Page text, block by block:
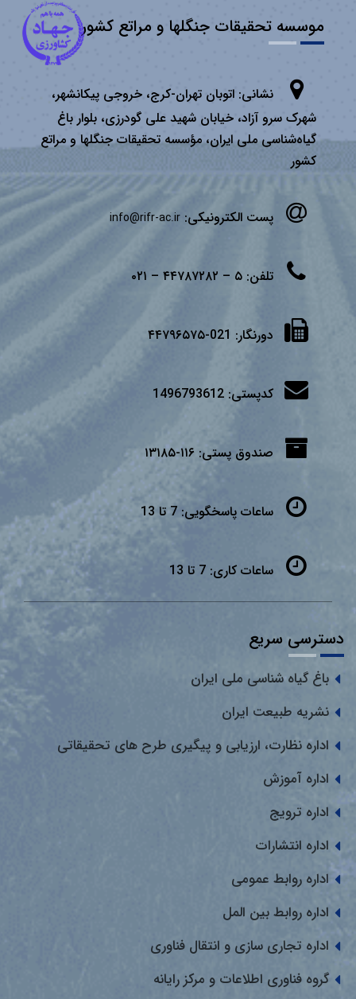
موسسه تحقیقات جنگلها و مراتع کشور
نشانی: اتوبان تهران­-كرج، خروجی پیكانشهر،
شهرک سرو آزاد، خیابان شهید علی گودرزی، بلوار باغ
گیاه‌شناسی ملی ایران، مؤسسه تحقیقات جنگلها و مراتع
كشور
پست الکترونیکی: info@rifr-ac.ir
تلفن: ۵ – ۴۴۷۸۷۲۸۲ – ۰۲۱
دورنگار: 021-۴۴۷۹۶۵۷۵
کدپستی: 1496793612
صندوق پستی: ۱۱۶-۱۳۱۸۵
ساعات پاسخگویی: 7 تا 13
ساعات کاری: 7 تا 13
دسترسی سریع
باغ گیاه شناسی ملی ایران
نشریه طبیعت ایران
اداره نظارت، ارزیابی و پیگیری طرح های تحقیقاتی
اداره آموزش
اداره ترویج
اداره انتشارات
اداره روابط عمومی
اداره روابط بین المل
اداره تجاری سازی و انتقال فناوری
گروه فناوری اطلاعات و مرکز رایانه